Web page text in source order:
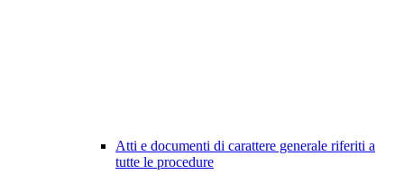
Atti e documenti di carattere generale riferiti a
tutte le procedure